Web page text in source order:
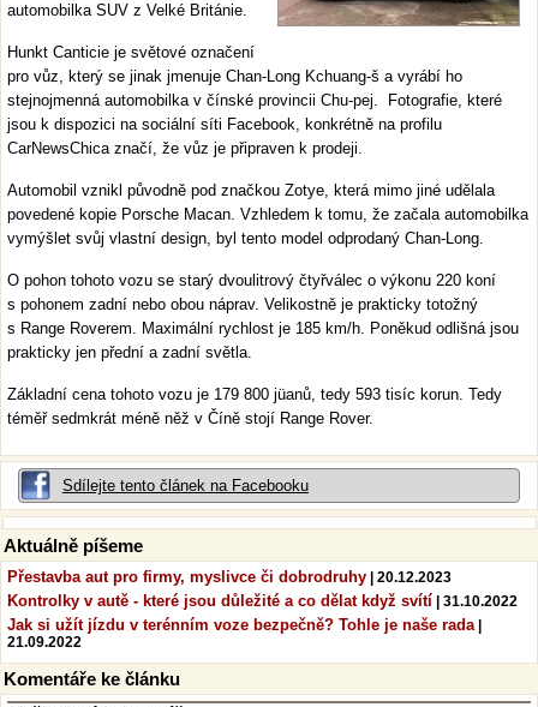
automobilka SUV z Velké Británie.
Hunkt Canticie je světové označení
pro vůz, který se jinak jmenuje Chan-Long Kchuang-š a vyrábí ho
stejnojmenná automobilka v čínské provincii Chu-pej. Fotografie, které
jsou k dispozici na sociální síti Facebook, konkrétně na profilu
CarNewsChica značí, že vůz je připraven k prodeji.
Automobil vznikl původně pod značkou Zotye, která mimo jiné udělala
povedené kopie Porsche Macan. Vzhledem k tomu, že začala automobilka
vymýšlet svůj vlastní design, byl tento model odprodaný Chan-Long.
O pohon tohoto vozu se starý dvoulitrový čtyřválec o výkonu 220 koní
s pohonem zadní nebo obou náprav. Velikostně je prakticky totožný
s Range Roverem. Maximální rychlost je 185 km/h. Poněkud odlišná jsou
prakticky jen přední a zadní světla.
Základní cena tohoto vozu je 179 800 jüanů, tedy 593 tisíc korun. Tedy
téměř sedmkrát méně něž v Číně stojí Range Rover.
Sdílejte tento článek na Facebooku
Aktuálně píšeme
Přestavba aut pro firmy, myslivce či dobrodruhy | 20.12.2023
Kontrolky v autě - které jsou důležité a co dělat když svítí | 31.10.2022
Jak si užít jízdu v terénním voze bezpečně? Tohle je naše rada|
21.09.2022
Komentáře ke článku